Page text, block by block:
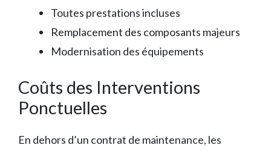
Toutes prestations incluses
Remplacement des composants majeurs
Modernisation des équipements
Coûts des Interventions
Ponctuelles
En dehors d’un contrat de maintenance, les